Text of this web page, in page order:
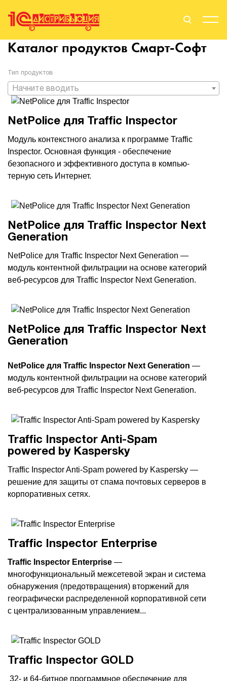
Вендоры
Партнерам
События
Сервисы для партнеров
Каталог продуктов Смарт-Софт
Тип продуктов
Начните вводить
NetPolice для Traffic Inspector
Модуль контекстного анализа к программе Traffic
Inspector. Основная функция - обеспечение
безопасного и эффективного доступа в компью-
терную сеть Интернет.
NetPolice для Traffic Inspector Next
Generation
NetPolice для Traffic Inspector Next Generation —
модуль контентной фильтрации на основе категорий
веб-ресурсов для Traffic Inspector Next Generation.
NetPolice для Traffic Inspector Next
Generation
NetPolice для Traffic Inspector Next Generation —
модуль контентной фильтрации на основе категорий
веб-ресурсов для Traffic Inspector Next Generation.
Traffic Inspector Anti-Spam
powered by Kaspersky
Traffic Inspector Anti-Spam powered by Kaspersky —
решение для защиты от спама почтовых серверов в
корпоративных сетях.
Traffic Inspector Enterprise
Traffic Inspector Enterprise —
многофункциональный межсетевой экран и система
обнаружения (предотвращения) вторжений для
географически распределенной корпоративной сети
с централизованным управлением...
Traffic Inspector GOLD
32- и 64-битное программное обеспечение для